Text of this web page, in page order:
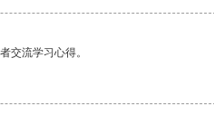
交流学习心得。